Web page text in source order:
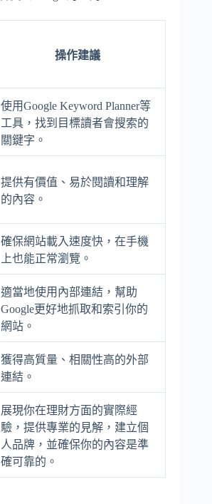
操作建議
使用Google Keyword Planner等
工具，找到目標讀者會搜索的
關鍵字。
提供有價值、易於閱讀和理解
的內容。
確保網站載入速度快，在手機
上也能正常瀏覽。
適當地使用內部連結，幫助
Google更好地抓取和索引你的
網站。
獲得高質量、相關性高的外部
連結。
展現你在理財方面的實際經
驗，提供專業的見解，建立個
人品牌，並確保你的內容是準
確可靠的。